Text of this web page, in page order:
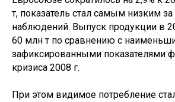
т, показатель стал самым низким
наблюдений. Выпуск продукции в
60 млн т по сравнению с
зафиксированными показателями
кризиса 2008 г.
При этом видимое потребление